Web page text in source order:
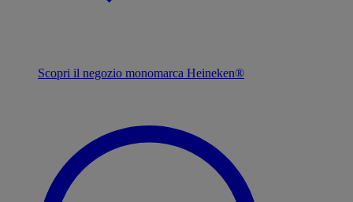
Scopri il negozio monomarca Heineken®